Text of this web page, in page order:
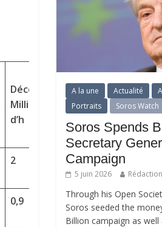
Décès/
Million
d’h
2
0,9
A la une Actualité
Portraits
Soros Watch
Soros Spends
Secretary
Campaign
5 juin 2026
Through his Open
Soros seeded the
Billion campaign as